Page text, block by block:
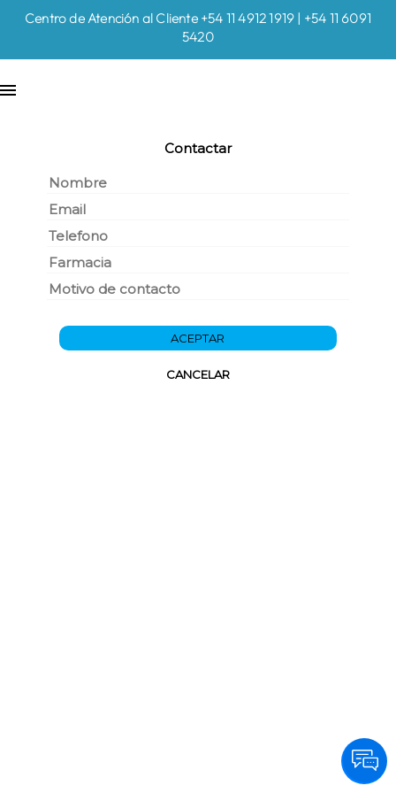
Centro de Atención al Cliente +54 11 4912 1919 | +54 11 6091
5420
Contactar
ACEPTAR
CANCELAR